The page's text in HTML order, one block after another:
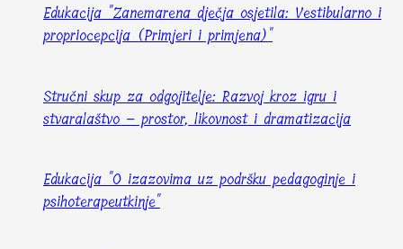
Edukacija "Zanemarena dječja osjetila: Vestibularno i
propriocepcija (Primjeri i primjena)"
Stručni skup za odgojitelje: Razvoj kroz igru i
stvaralaštvo – prostor, likovnost i dramatizacija
Edukacija "O izazovima uz podršku pedagoginje i
psihoterapeutkinje"